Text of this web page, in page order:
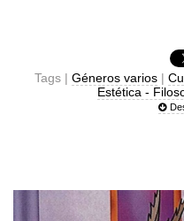
Tags | Géneros varios |
Estética -